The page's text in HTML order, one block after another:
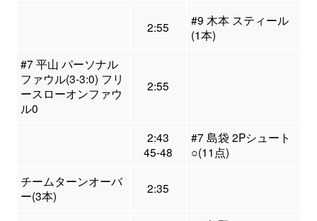
2:55
#9 木本 スティール
(1本)
#7 平山 パーソナル
ファウル(3-3:0) フリ
ースローオンファウ
ル0
2:55
2:43
45-48
#7 島袋 2Pシュート
○(11点)
チームターンオーバ
ー(3本)
2:35